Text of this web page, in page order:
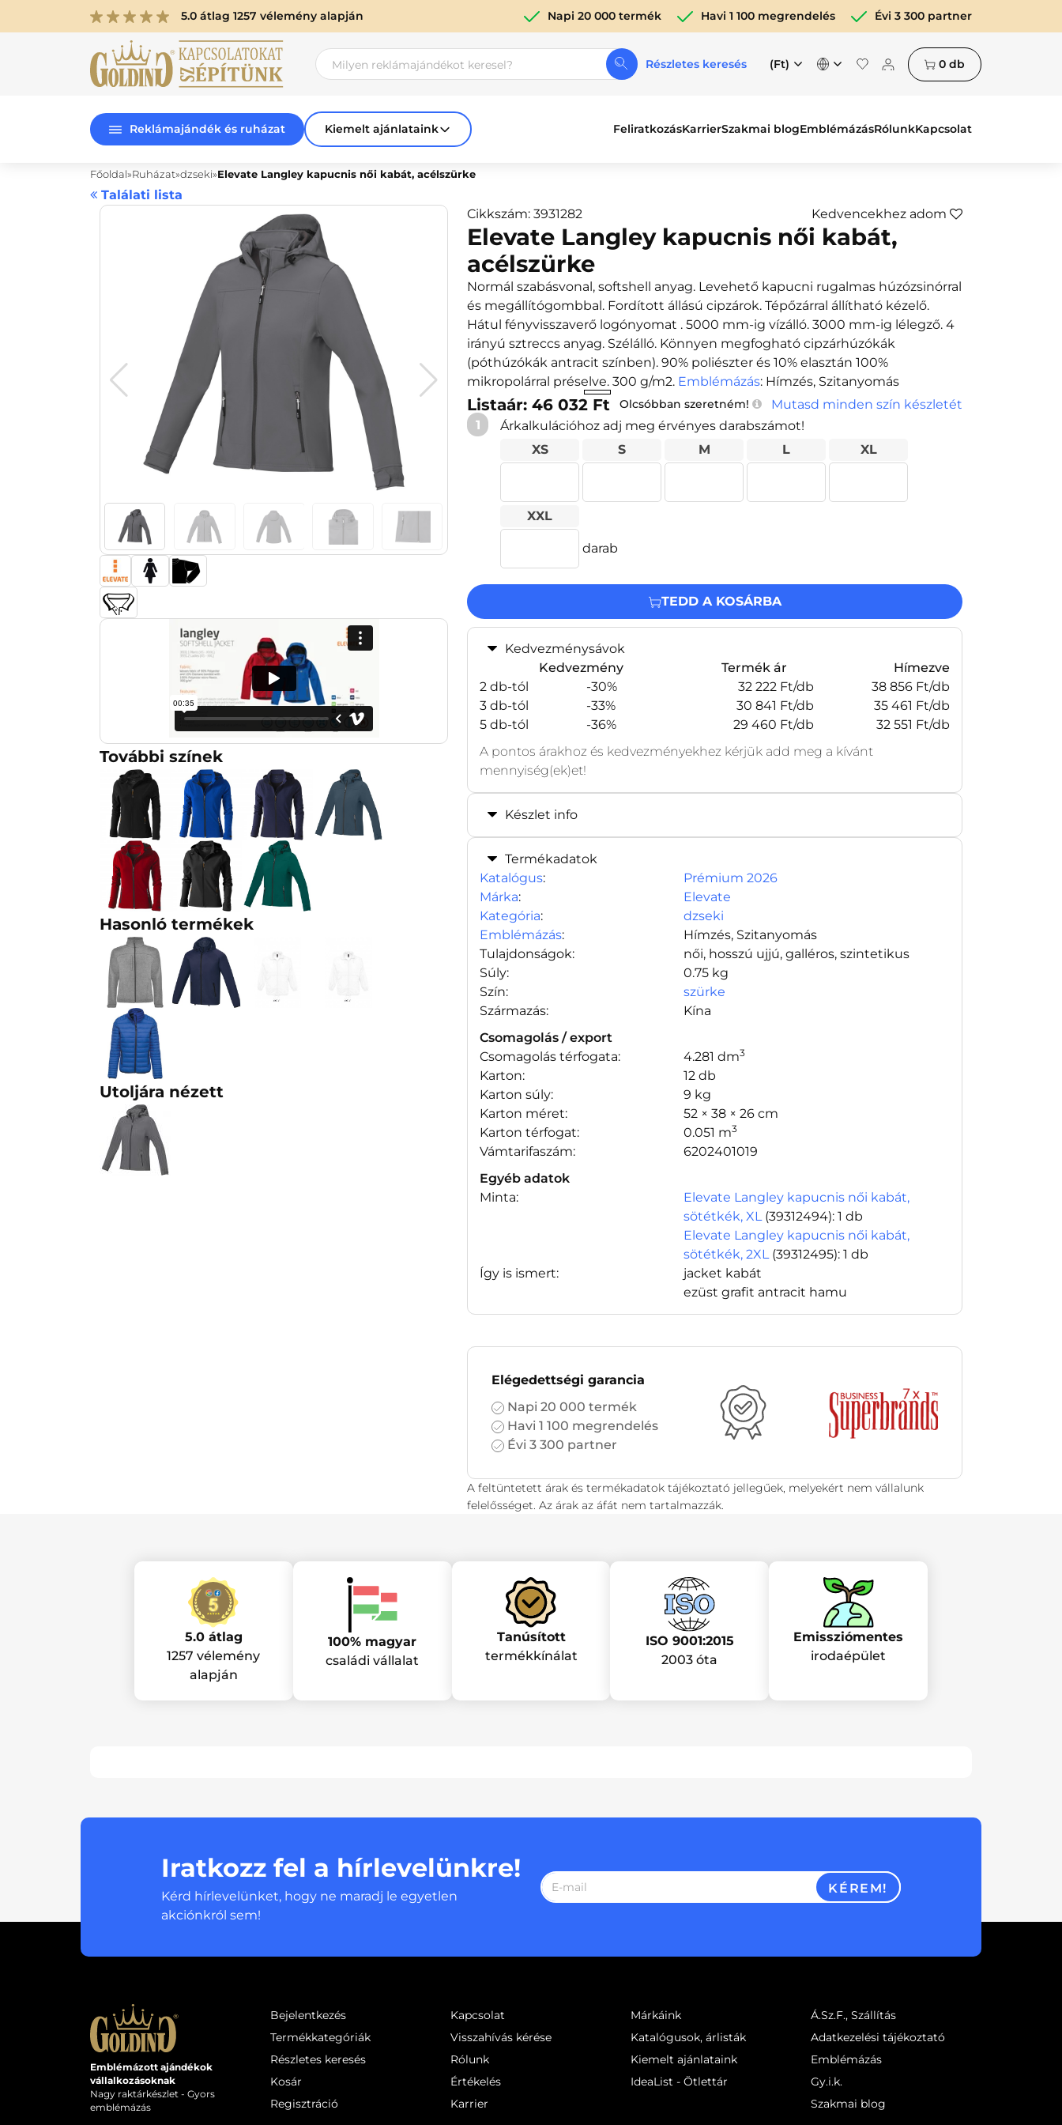
5.0 átlag 1257 vélemény alapján Napi 20 000 termék Havi 1 100 megrendelés Évi 3 300 partner
Részletes keresés (Ft) 0 db
Reklámajándék és ruházat Kiemelt ajánlataink FeliratkozásKarrierSzakmai blogEmblémázásRólunkKapcsolat
Főoldal Ruházat dzseki Elevate Langley kapucnis női kabát, acélszürke
Találati lista
További színek
Hasonló termékek
Utoljára nézett
Cikkszám: 3931282 Kedvencekhez adom
Elevate Langley kapucnis női kabát,
acélszürke
Normál szabásvonal, softshell anyag. Levehető kapucni rugalmas húzózsinórral
és megállítógombbal. Fordított állású cipzárok. Tépőzárral állítható kézelő.
Hátul fényvisszaverő logónyomat . 5000 mm-ig vízálló. 3000 mm-ig lélegző. 4
irányú sztreccs anyag. Szélálló. Könnyen megfogható cipzárhúzókák
(póthúzókák antracit színben). 90% poliészter és 10% elasztán 100%
mikropolárral préselve. 300 g/m2. Emblémázás: Hímzés, Szitanyomás
Listaár: 46 032 Ft Olcsóbban szeretném!
Mutasd minden szín készletét
1
Árkalkulációhoz adj meg érvényes darabszámot!
XS
S M L XL
XXL
darab
TEDD A KOSÁRBA
Kedvezménysávok
Kedvezmény
Termék ár
Hímezve
2 db-tól
-30% 32 222 Ft/db
38 856 Ft/db
3 db-tól
-33% 30 841 Ft/db
35 461 Ft/db
5 db-tól
-36% 29 460 Ft/db
32 551 Ft/db
A pontos árakhoz és kedvezményekhez kérjük add meg a kívánt
mennyiség(ek)et!
Készlet info
Termékadatok
Katalógus:
Prémium 2026
Márka:
Elevate
Kategória:
dzseki
Emblémázás:
Hímzés, Szitanyomás
Tulajdonságok:
női, hosszú ujjú, galléros, szintetikus
Súly:
0.75 kg
Szín:
szürke
Származás:
Kína
Csomagolás / export
Csomagolás térfogata:
4.281 dm3
Karton:
12 db
Karton súly:
9 kg
Karton méret:
52 × 38 × 26 cm
Karton térfogat:
0.051 m3
Vámtarifaszám:
6202401019
Egyéb adatok
Minta:
Elevate Langley kapucnis női kabát,
sötétkék, XL (39312494): 1 db
Elevate Langley kapucnis női kabát,
sötétkék, 2XL (39312495): 1 db
Így is ismert:
jacket kabát
ezüst grafit antracit hamu
Elégedettségi garancia
Napi 20 000 termék
Havi 1 100 megrendelés
Évi 3 300 partner
A feltüntetett árak és termékadatok tájékoztató jellegűek, melyekért nem vállalunk
felelősséget. Az árak az áfát nem tartalmazzák.
5.0 átlag
1257 vélemény
alapján
100% magyar
családi vállalat
Tanúsított
termékkínálat
ISO 9001:2015
2003 óta
Emissziómentes
irodaépület
Iratkozz fel a hírlevelünkre!
Kérd hírlevelünket, hogy ne maradj le egyetlen
akciónkról sem!
KÉREM!
Emblémázott ajándékok
vállalkozásoknak
Nagy raktárkészlet - Gyors
emblémázás
Bejelentkezés
Termékkategóriák
Részletes keresés
Kosár
Regisztráció
Kapcsolat
Visszahívás kérése
Rólunk
Értékelés
Karrier
Márkáink
Katalógusok, árlisták
Kiemelt ajánlataink
IdeaList - Ötlettár
Á.Sz.F., Szállítás
Adatkezelési tájékoztató
Emblémázás
Gy.i.k.
Szakmai blog